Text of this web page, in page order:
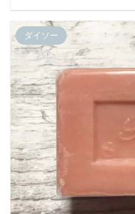
ダイソー